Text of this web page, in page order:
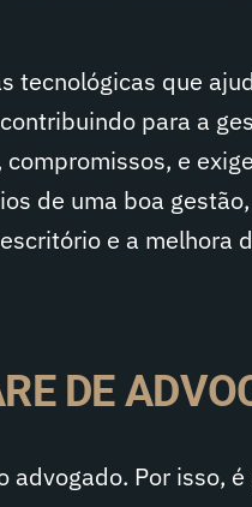
tecnológicas que
para a
e
de uma boa
e a melhora
DE
Por isso,